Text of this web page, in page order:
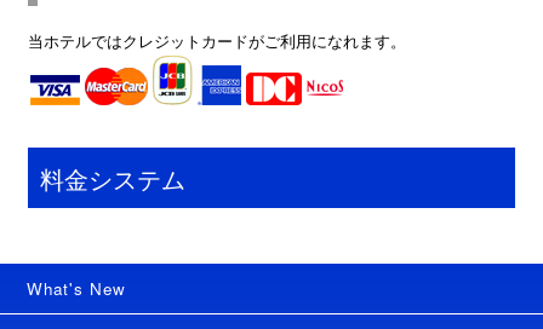
当ホテルではクレジットカードがご利用になれます。
料金システム
What's New